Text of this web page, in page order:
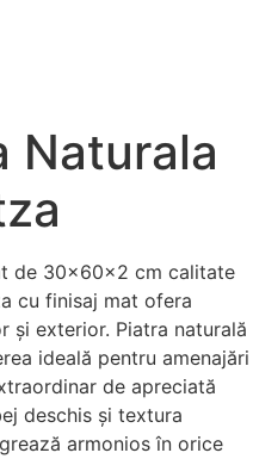
Naturala
de 30x60x2 cm calitate
cu finisaj mat ofera
și exterior. Piatra naturală
ideală pentru amenajări
de apreciată
deschis și textura
armonios în orice